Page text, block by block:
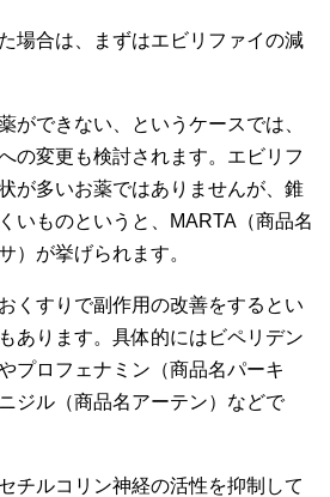
場合は、まずはエビリファイの減
ができない、というケースでは、
の変更も検討されます。エビリフ
が多いお薬ではありませんが、錐
いものというと、MARTA（商品名
）が挙げられます。
くすりで副作用の改善をするとい
あります。具体的にはビペリデン
プロフェナミン（商品名パーキ
ジル（商品名アーテン）などで
チルコリン神経の活性を抑制して